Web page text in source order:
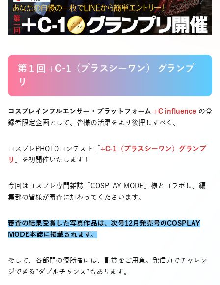
第１回 +C-1（プラスシーワン） グランプ
リ
コスプレインフルエンサー・プラットフォーム +C influence の登
録者限定企画として、皆様の活躍をより後押しすべく、
コスプレPHOTOコンテスト「 +C-1（プラスシーワン）グランプ
リ
」を初開催いたします！
今回はコスプレ専門雑誌「COSPLAY MODE」様とコラボし、編
集部の皆様が審査に加わってくださいます。
審査の結果受賞した写真作品は、次号12月発売号のCOSPLAY
MODE本誌に掲載されます。
そして、各部門の優勝者には、副賞をご用意。発信力でチャレン
ジできる”ダブルチャンス”もあります。